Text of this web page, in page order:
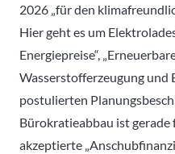
2026 „für den
Hier geht es um
Energiepreise“,
Wasserstofferzeugung und
postulierten
Bürokratieabbau ist gerade
akzeptierte